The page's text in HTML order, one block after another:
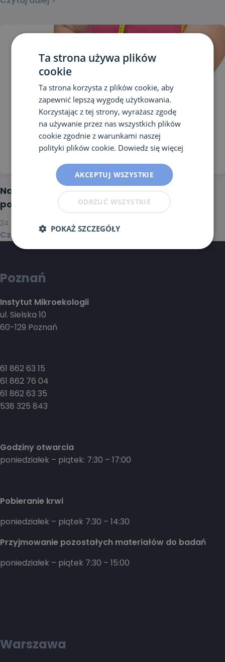
Nadwaga mimo diety – czy można coś
poradzić?
Czytaj dalej >
24 lipca 2019
Poznań
Instytut Mikroekologii
ul. Sielska 10
60-129 Poznań
61 862 63 15
61 862 76 04
61 862 63 35
538 325 843
Godziny otwarcia
poniedziałek – piątek: 7:30 – 17:00
Pobieranie krwi
poniedziałek – piątek 7:30 – 14:30
Przyjmowanie pozostałych materiałów do badań
poniedziałek – piątek 7:30 – 15:00
Warszawa
Ta strona używa plików
cookie
Ta strona korzysta z plików cookie, aby
zapewnić lepszą wygodę użytkowania.
Korzystając z tej strony, wyrażasz zgodę
na używanie przez nas wszystkich plików
cookie zgodnie z warunkami naszej
polityki plików cookie. Dowiedz się więcej
AKCEPTUJ WSZYSTKIE
ODRZUĆ WSZYSTKIE
POKAŻ SZCZEGÓŁY